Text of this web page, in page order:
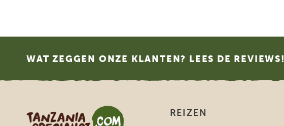
WAT ZEGGEN ONZE KLANTEN? LEES DE REVIEWS!
Tanzania Specialist REIZEN